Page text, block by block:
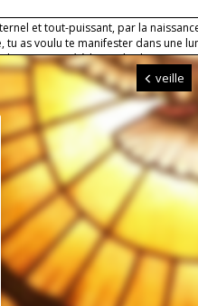
et tout-puissant, par la
tu as voulu te manifester dans une
s'est associé à la vie des hommes,
de la Vierge, accorde-nous d'avoir
Lui qui règne.
veille